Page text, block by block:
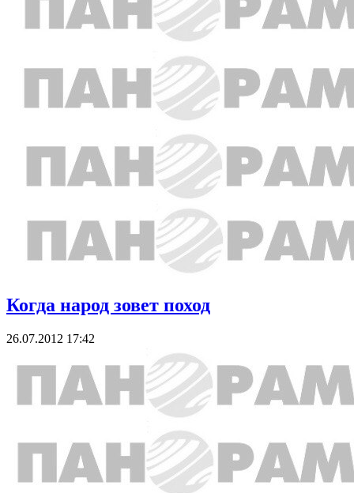
Когда народ зовет поход
26.07.2012 17:42